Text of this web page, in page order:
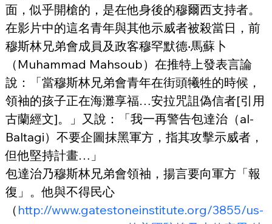
面，似乎開槍的，是在他身後的穆爾西支持者。
在影片中的這名青年與其他示威者被殺當日，前
穆斯林兄弟會成員及政客穆罕默德‧馬蘇卜
（Muhammad Mahsoub）在推特上發表言論
說：「當穆斯林兄弟會青年在街頭犧牲的時候，
領袖的孩子正在海灘享福…安拉咒詛偽信者[引用
古蘭經文]。」又說：「我一再警告包達治（al-
Baltagi）不要企圖抹黑軍方，指其攻擊示威者，
但他堅持計畫…」
包達治乃穆斯林兄弟會領袖，揚言要向軍方「報
復」。他與不得民心
（ http://www.gatestoneinstitute.org/3855/us-